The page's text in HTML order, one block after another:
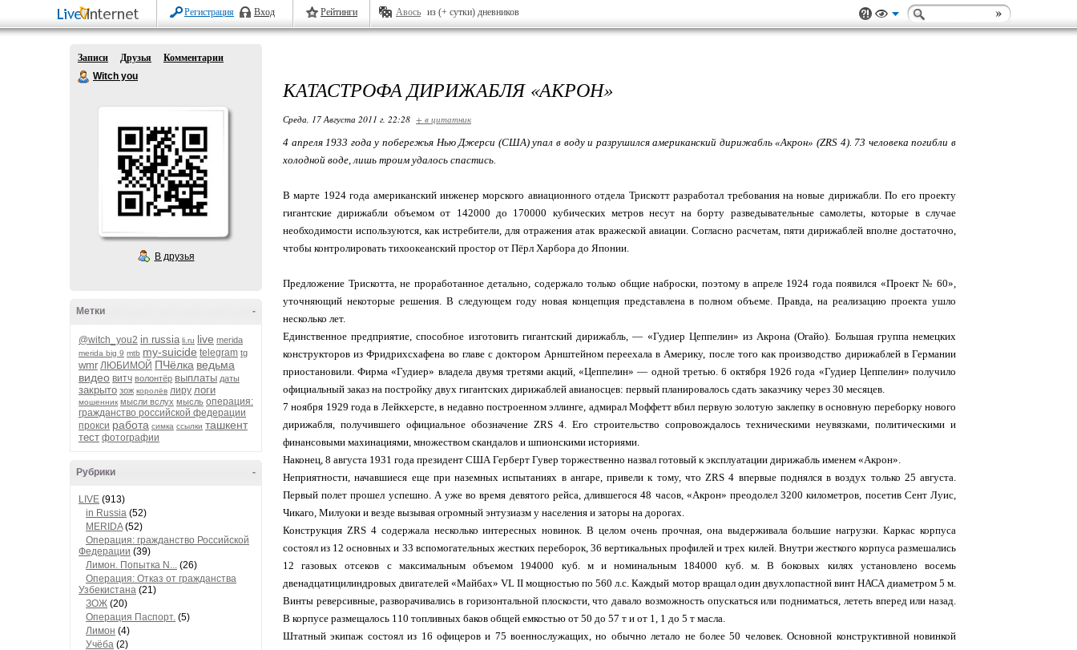
Регистрация Вход Рейтинги Авось из (+ сутки) дневников
Записи Друзья
Комментарии
Witch you
В друзья
-
Метки
@witch_you2 in russia li.ru live merida
merida big 9 mtb my-suicide telegram tg
wmr ЛЮБИМОЙ ПЧёлка ведьма
видео витч волонтёр выплаты даты
закрыто зож королёв лиру логи
мошенник мысли вслух мысль операция:
гражданство российской федерации
прокси работа симка ссылки ташкент
тест фотографии
-
Рубрики
LIVE (913)
in Russia (52)
MERIDA(52)
Операция: гражданство Российской
Федерации (39)
Лимон. Попытка N... (26)
Операция: Отказ от гражданства
Узбекистана (21)
ЗОЖ (20)
Операция Паспорт. (5)
Лимон (4)
Учёба (2)
КАТАСТРОФА ДИРИЖАБЛЯ «АКРОН»
Среда, 17 Августа 2011 г. 22:28 + в цитатник
4 апреля 1933 года у побережья Нью Джерси (США) упал в воду и разрушился американский дирижабль «Акрон» (ZRS 4). 73 человека погибли в
холодной воде, лишь троим удалось спастись.
В марте 1924 года американский инженер морского авиационного отдела Трискотт разработал требования на новые дирижабли. По его проекту
гигантские дирижабли объемом от 142000 до 170000 кубических метров несут на борту разведывательные самолеты, которые в случае
необходимости используются, как истребители, для отражения атак вражеской авиации. Согласно расчетам, пяти дирижаблей вполне достаточно,
чтобы контролировать тихоокеанский простор от Пёрл Харбора до Японии.
Предложение Трискотта, не проработанное детально, содержало только общие наброски, поэтому в апреле 1924 года появился «Проект № 60»,
уточняющий некоторые решения. В следующем году новая концепция представлена в полном объеме. Правда, на реализацию проекта ушло
несколько лет.
Единственное предприятие, способное изготовить гигантский дирижабль, — «Гудиер Цеппелин» из Акрона (Огайо). Большая группа немецких
конструкторов из Фридрихсхафена во главе с доктором Арнштейном переехала в Америку, после того как производство дирижаблей в Германии
приостановили. Фирма «Гудиер» владела двумя третями акций, «Цеппелин» — одной третью. 6 октября 1926 года «Гудиер Цеппелин» получило
официальный заказ на постройку двух гигантских дирижаблей авианосцев: первый планировалось сдать заказчику через 30 месяцев.
7 ноября 1929 года в Лейкхерсте, в недавно построенном эллинге, адмирал Моффетт вбил первую золотую заклепку в основную переборку нового
дирижабля, получившего официальное обозначение ZRS 4. Его строительство сопровождалось техническими неувязками, политическими и
финансовыми махинациями, множеством скандалов и шпионскими историями.
Наконец, 8 августа 1931 года президент США Герберт Гувер торжественно назвал готовый к эксплуатации дирижабль именем «Акрон».
Неприятности, начавшиеся еще при наземных испытаниях в ангаре, привели к тому, что ZRS 4 впервые поднялся в воздух только 25 августа.
Первый полет прошел успешно. А уже во время девятого рейса, длившегося 48 часов, «Акрон» преодолел 3200 километров, посетив Сент Луис,
Чикаго, Милуоки и везде вызывая огромный энтузиазм у населения и заторы на дорогах.
Конструкция ZRS 4 содержала несколько интересных новинок. В целом очень прочная, она выдерживала большие нагрузки. Каркас корпуса
состоял из 12 основных и 33 вспомогательных жестких переборок, 36 вертикальных профилей и трех килей. Внутри жесткого корпуса размешались
12 газовых отсеков с максимальным объемом 194000 куб. м и номинальным 184000 куб. м. В боковых килях установлено восемь
двенадцатицилиндровых двигателей «Майбах» VL II мощностью по 560 л.с. Каждый мотор вращал один двухлопастной винт НАСА диаметром 5 м.
Винты реверсивные, разворачивались в горизонтальной плоскости, что давало возможность опускаться или подниматься, лететь вперед или назад.
В корпусе размещалось 110 топливных баков общей емкостью от 50 до 57 т и от 1, 1 до 5 т масла.
Штатный экипаж состоял из 16 офицеров и 75 военнослужащих, но обычно летало не более 50 человек. Основной конструктивной новинкой